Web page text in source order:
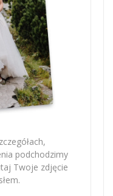
podchodzimy
Twoje zdjęcie